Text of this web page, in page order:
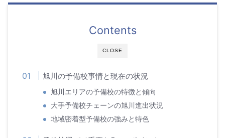
CLOSE
Contents
旭川の予備校事情と現在の状況
旭川エリアの予備校の特徴と傾向
大手予備校チェーンの旭川進出状況
地域密着型予備校の強みと特色